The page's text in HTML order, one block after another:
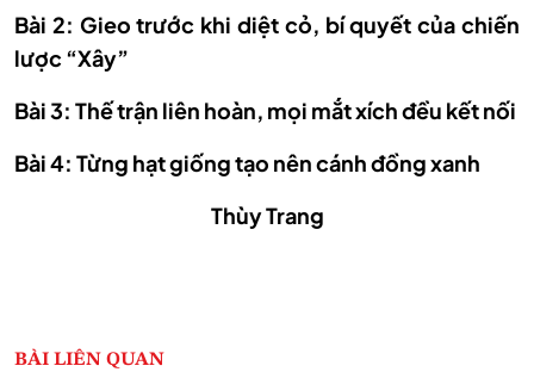
Bài 2: Gieo trước khi diệt cỏ, bí quyết của chiến
lược “Xây”
Bài 3: Thế trận liên hoàn, mọi mắt xích đều kết nối
Bài 4: Từng hạt giống tạo nên cánh đồng xanh
Thùy Trang
BÀI LIÊN QUAN